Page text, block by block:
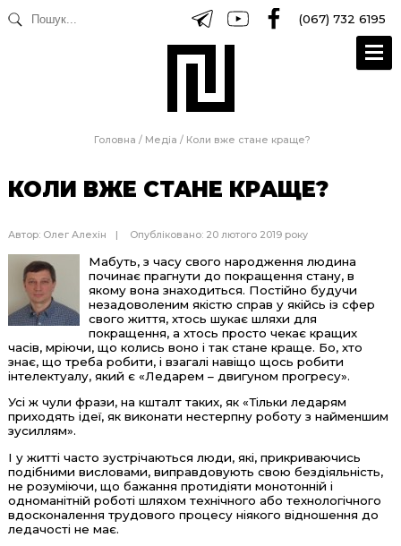
(067) 732 6195
Головна / Медіа / Коли вже стане краще?
КОЛИ ВЖЕ СТАНЕ КРАЩЕ?
Автор: Олег Алехін Опубліковано: 20 лютого 2019 року
Мабуть, з часу свого народження людина
починає прагнути до покращення стану, в
якому вона знаходиться. Постійно будучи
незадоволеним якістю справ у якійсь із сфер
свого життя, хтось шукає шляхи для
покращення, а хтось просто чекає кращих
часів, мріючи, що колись воно і так стане краще. Бо, хто
знає, що треба робити, і взагалі навіщо щось робити
інтелектуалу, який є «Ледарем – двигуном прогресу».
Усі ж чули фрази, на кшталт таких, як «Тільки ледарям
приходять ідеї, як виконати нестерпну роботу з найменшим
зусиллям».
І у житті часто зустрічаються люди, які, прикриваючись
подібними висловами, виправдовують свою бездіяльність,
не розуміючи, що бажання протидіяти монотонній і
одноманітній роботі шляхом технічного або технологічного
вдосконалення трудового процесу ніякого відношення до
ледачості не має.